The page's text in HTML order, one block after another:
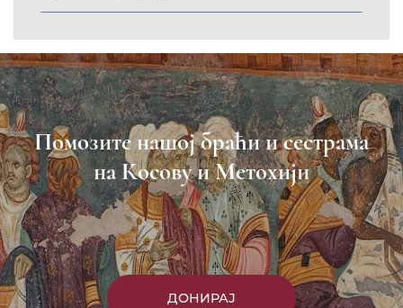
Помозите нашој браћи и сестрама
на Косову и Метохији
ДОНИРАЈ